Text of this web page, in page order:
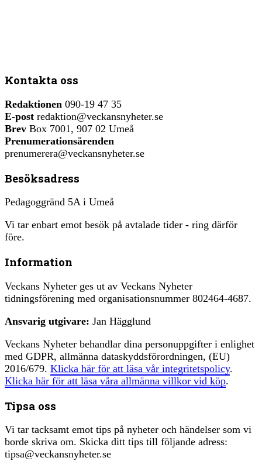
Kontakta oss
Redaktionen 090-19 47 35
E-post redaktion@veckansnyheter.se
Brev Box 7001, 907 02 Umeå
Prenumerationsärenden
prenumerera@veckansnyheter.se
Besöksadress
Pedagoggränd 5A i Umeå
Vi tar enbart emot besök på avtalade tider - ring därför
före.
Information
Veckans Nyheter ges ut av Veckans Nyheter
tidningsförening med organisationsnummer 802464-4687.
Ansvarig utgivare: Jan Hägglund
Veckans Nyheter behandlar dina personuppgifter i enlighet
med GDPR, allmänna dataskyddsförordningen, (EU)
2016/679. Klicka här för att läsa vår integritetspolicy.
Klicka här för att läsa våra allmänna villkor vid köp.
Tipsa oss
Vi tar tacksamt emot tips på nyheter och händelser som vi
borde skriva om. Skicka ditt tips till följande adress:
tipsa@veckansnyheter.se